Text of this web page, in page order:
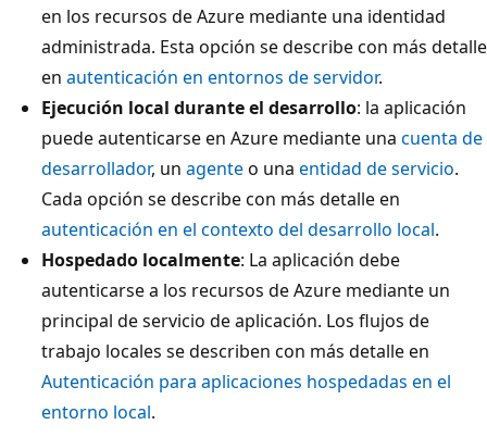
en los recursos de Azure mediante una identidad
administrada. Esta opción se describe con más detalle
en autenticación en entornos de servidor.
Ejecución local durante el desarrollo: la aplicación
puede autenticarse en Azure mediante una cuenta de
desarrollador, un agenteo una entidad de servicio.
Cada opción se describe con más detalle en
autenticación en el contexto del desarrollo local.
Hospedado localmente: La aplicación debe
autenticarse a los recursos de Azure mediante un
principal de servicio de aplicación. Los flujos de
trabajo locales se describen con más detalle en
Autenticación para aplicaciones hospedadas en el
entorno local.